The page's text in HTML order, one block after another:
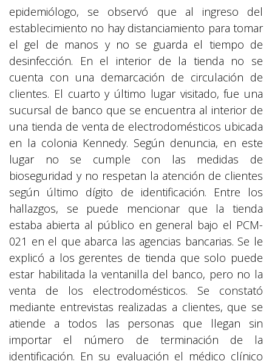
epidemiólogo, se observó que al ingreso del
establecimiento no hay distanciamiento para tomar
el gel de manos y no se guarda el tiempo de
desinfección. En el interior de la tienda no se
cuenta con una demarcación de circulación de
clientes. El cuarto y último lugar visitado, fue una
sucursal de banco que se encuentra al interior de
una tienda de venta de electrodomésticos ubicada
en la colonia Kennedy. Según denuncia, en este
lugar no se cumple con las medidas de
bioseguridad y no respetan la atención de clientes
según último dígito de identificación. Entre los
hallazgos, se puede mencionar que la tienda
estaba abierta al público en general bajo el PCM-
021 en el que abarca las agencias bancarias. Se le
explicó a los gerentes de tienda que solo puede
estar habilitada la ventanilla del banco, pero no la
venta de los electrodomésticos. Se constató
mediante entrevistas realizadas a clientes, que se
atiende a todos las personas que llegan sin
importar el número de terminación de la
identificación. En su evaluación el médico clínico